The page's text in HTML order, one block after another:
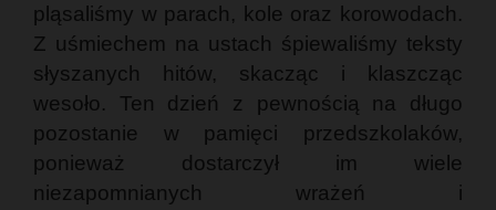
pląsaliśmy w parach, kole oraz korowodach.
Z uśmiechem na ustach śpiewaliśmy teksty
słyszanych hitów, skacząc i klaszcząc
wesoło. Ten dzień z pewnością na długo
pozostanie w pamięci przedszkolaków,
ponieważ dostarczył im wiele
niezapomnianych wrażeń i